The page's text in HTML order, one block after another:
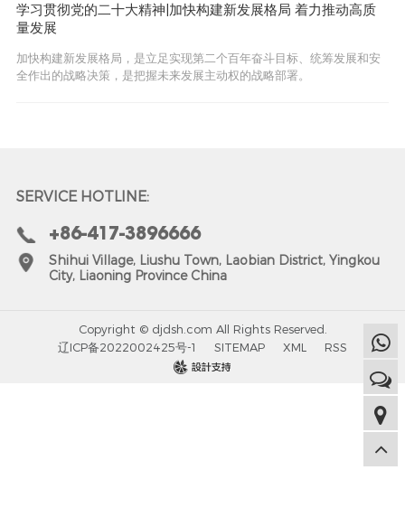
学习贯彻党的二十大精神|加快构建新发展格局 着力推动高质
量发展
加快构建新发展格局，是立足实现第二个百年奋斗目标、统筹发展和安
全作出的战略决策，是把握未来发展主动权的战略部署。
SERVICE HOTLINE:
+86-417-3896666
Shihui Village, Liushu Town, Laobian District, Yingkou
City, Liaoning Province China
Copyright © djdsh.com All Rights Reserved.
辽ICP备2022002425号-1
SITEMAP XML
RSS
design